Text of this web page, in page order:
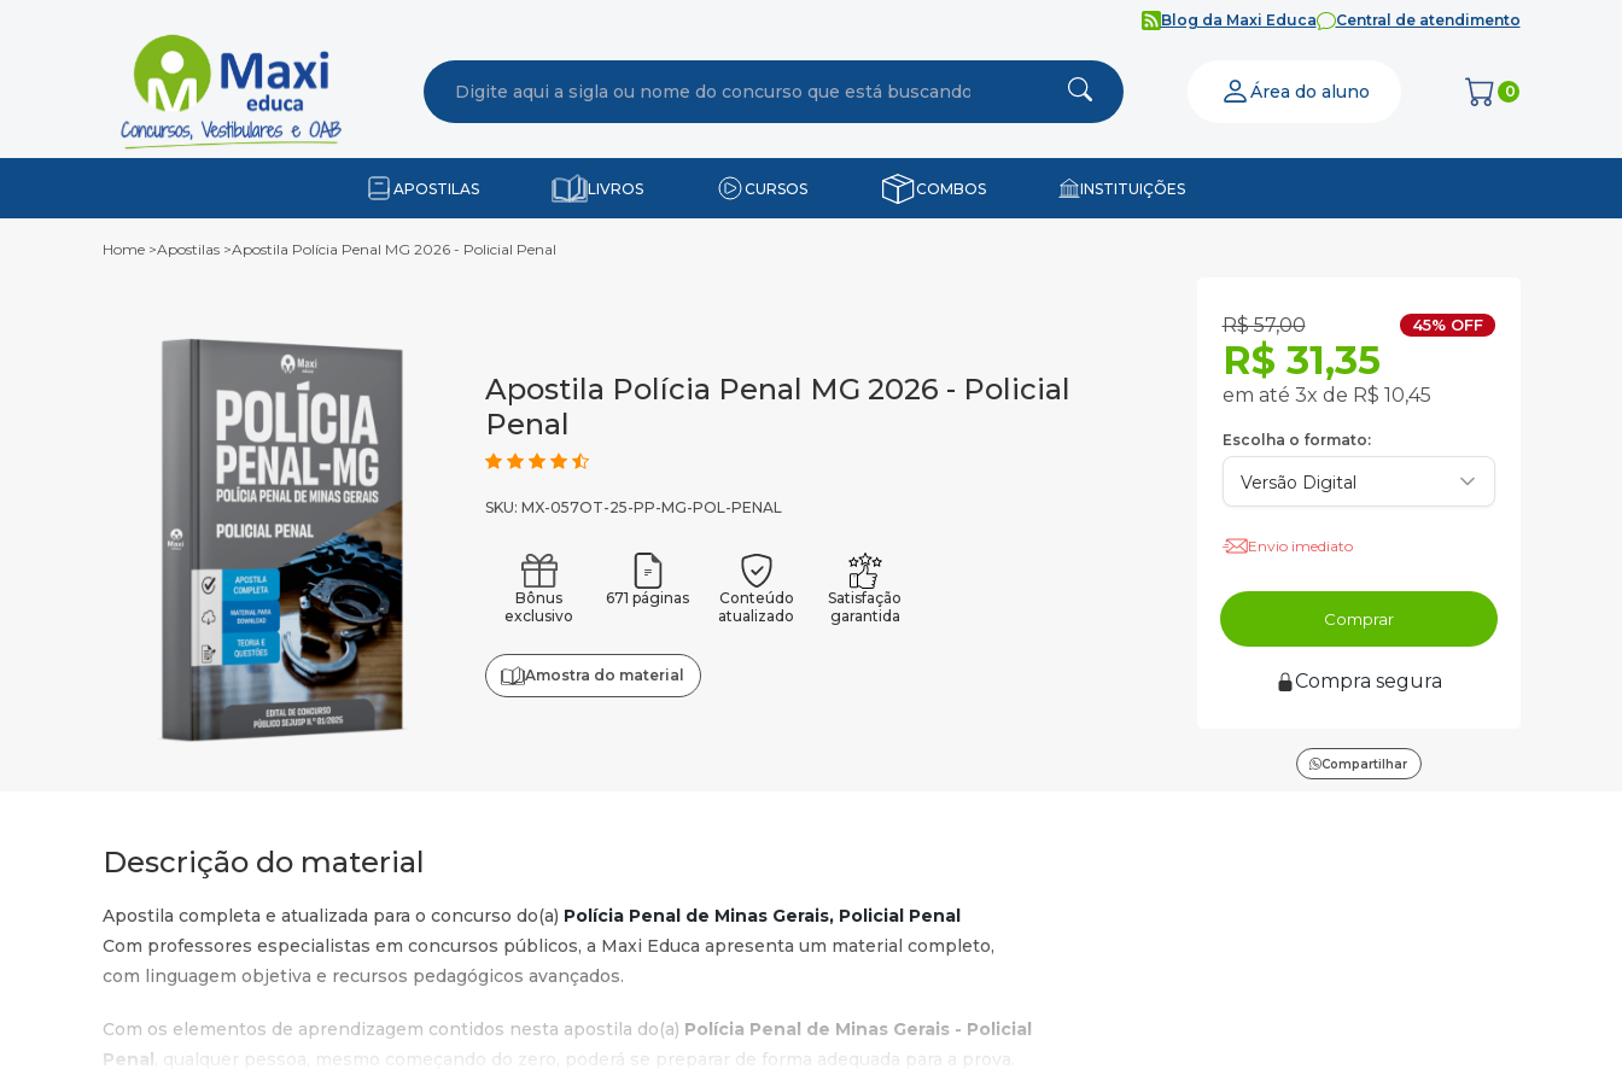
Blog da Maxi Educa Central de atendimento
Área do aluno 0
APOSTILAS LIVROS CURSOS COMBOS INSTITUIÇÕES
Home>Apostilas>Apostila Polícia Penal MG 2026 - Policial Penal
Apostila Polícia Penal MG 2026 - Policial
Penal
SKU: MX-057OT-25-PP-MG-POL-PENAL
Bônus
exclusivo
671 páginas
Conteúdo
atualizado
Satisfação
garantida
Amostra do material
R$ 57,00 45% OFF
R$ 31,35
em até 3x de R$ 10,45
Escolha o formato:
Envio imediato
Comprar
Compra segura
Compartilhar
Descrição do material
Apostila completa e atualizada para o concurso do(a) Polícia Penal de Minas Gerais, Policial Penal
Com professores especialistas em concursos públicos, a Maxi Educa apresenta um material completo,
com linguagem objetiva e recursos pedagógicos avançados.
Com os elementos de aprendizagem contidos nesta apostila do(a) Polícia Penal de Minas Gerais - Policial
Penal , qualquer pessoa, mesmo começando do zero, poderá se preparar de forma adequada para a prova.